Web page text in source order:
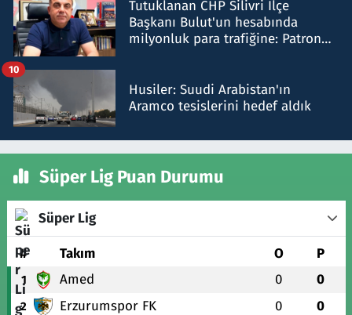
Tutuklanan CHP Silivri İlçe
Başkanı Bulut'un hesabında
milyonluk para trafiğine: Patron
Husiler: Suudi Arabistan'ın
Aramco tesislerini hedef aldık
10
Süper Lig Puan Durumu
Süper Lig
# Takım O P
1 Amed 0 0
2 Erzurumspor FK 0 0